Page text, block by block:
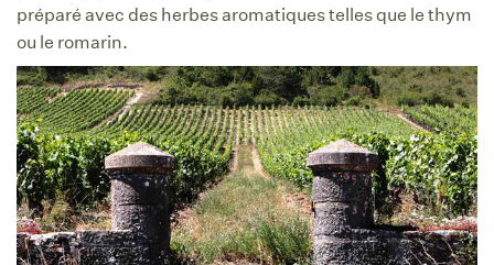
préparé avec des herbes aromatiques telles que le thym
ou le romarin.